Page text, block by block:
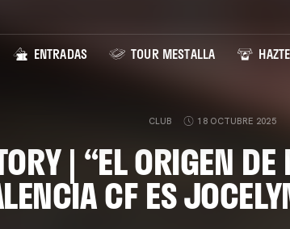
ENTRADAS TOUR MESTALLA
CLUB 18 OCTUBRE 2025
| “EL ORIGEN
CF ES